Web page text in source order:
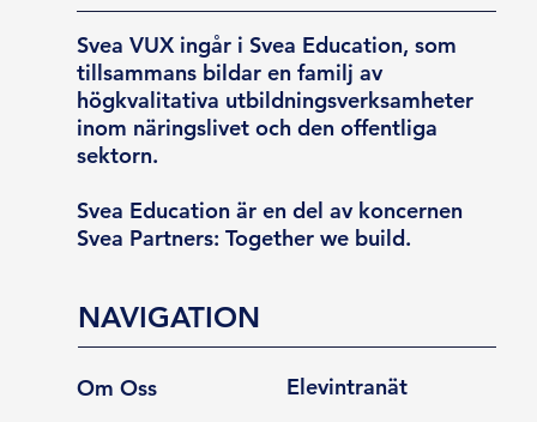
Svea VUX ingår i Svea Education, som
tillsammans bildar en familj av
högkvalitativa utbildningsverksamheter
inom näringslivet och den offentliga
sektorn.
Svea Education är en del av koncernen
Svea Partners: Together we build.
NAVIGATION
Om Oss Elevintranät